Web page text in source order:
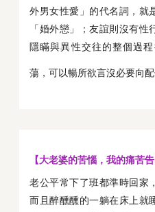
外男女性愛」的代名詞，就
「婚外戀」；友誼則沒有
隱瞞與異性交往的整個過
蕩，可以暢所欲言沒必要向
【大老婆的苦惱，我的痛苦告
老公平常下了班都準時回家
而且醉醺醺的一躺在床上就